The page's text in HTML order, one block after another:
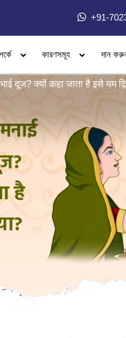
+91-
কারণসমূহ দান
दूज? क्यों कहा जाता है इसे यम